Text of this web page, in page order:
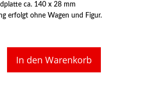
ca. 140 x 28 mm
erfolgt ohne Wagen und Figur.
In den Warenkorb